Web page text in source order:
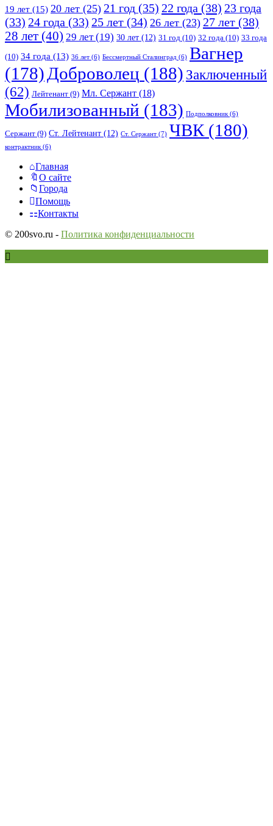
19 лет (15) 20 лет (25) 21 год (35) 22 года (38) 23 года
(33) 24 года (33) 25 лет (34) 26 лет (23) 27 лет (38)
28 лет (40) 29 лет(19) 30 лет (12) 31 год (10) 32 года (10) 33 года
(10) 34 года (13) 36 лет (6) Бессмертный Сталинград (6) Вагнер
(178) Доброволец (188) Заключенный
(62) Лейтенант (9) Мл. Сержант (18)
Мобилизованный (183) Подполковник (6)
Сержант (9) Ст. Лейтенант (12) Ст. Сержант (7) ЧВК (180)
контрактник (6)
Исследовать
Главная
О сайте
Города
Помощь
Контакты
© 200svo.ru - Политика конфиденциальности